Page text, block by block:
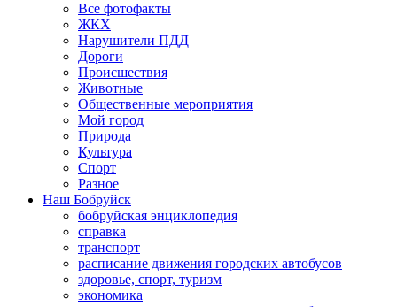
Все фотофакты
ЖКХ
Нарушители ПДД
Дороги
Происшествия
Животные
Общественные мероприятия
Мой город
Природа
Культура
Спорт
Разное
Наш Бобруйск
бобруйская энциклопедия
справка
транспорт
расписание движения городских автобусов
здоровье, спорт, туризм
экономика